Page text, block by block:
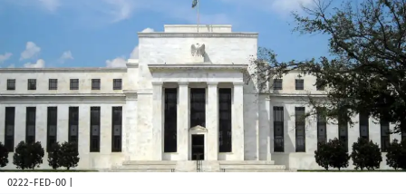
0222-FED-00